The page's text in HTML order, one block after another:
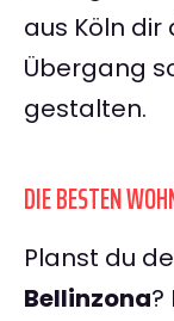
aus Köln
Übergang
gestalten.
DIE BESTEN
Planst du
Bellinzona?